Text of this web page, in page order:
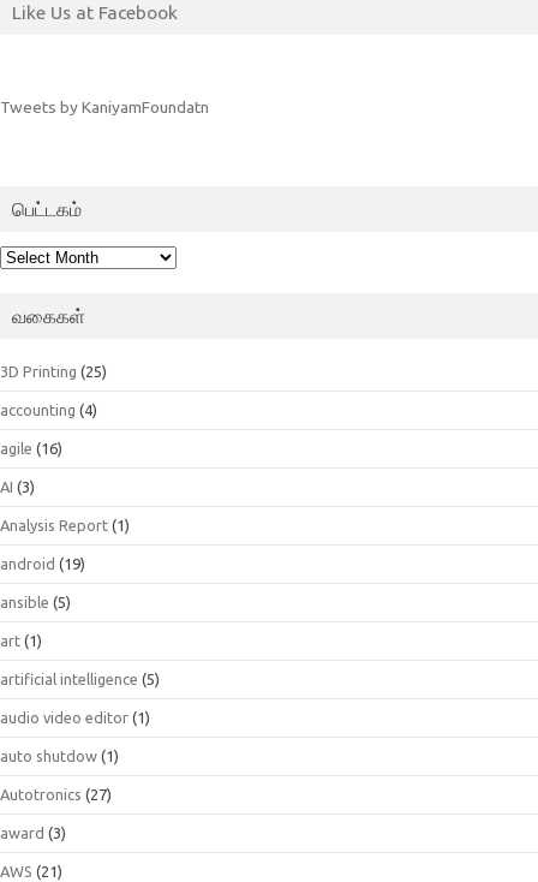
Like Us at Facebook
Tweets by KaniyamFoundatn
பெட்டகம்
பெட்டகம்
வகைகள்
3D Printing (25)
accounting (4)
agile (16)
AI (3)
Analysis Report (1)
android (19)
ansible (5)
art (1)
artificial intelligence (5)
audio video editor (1)
auto shutdow (1)
Autotronics (27)
award (3)
AWS (21)